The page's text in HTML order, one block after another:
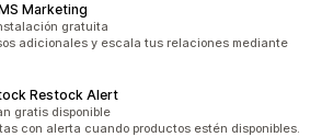
Marketing
total
gratuita
adicionales y escala tus relaciones mediante
Restock Alert
total
gratis disponible
con alerta cuando productos estén disponibles.